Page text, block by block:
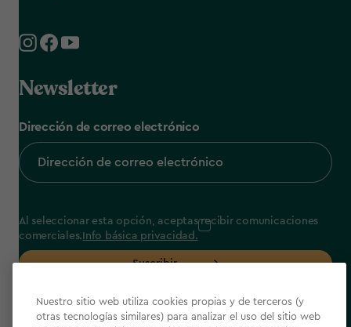
Newsletter
Dirección de correo electrónico
Al seleccionar esta opción, aceptas recibir comunicaciones
comerciales. Info básica privacidad.
Suscribir
Nuestro sitio web utiliza cookies propias y de terceros (y
otras tecnologías similares) para analizar el uso del sitio web